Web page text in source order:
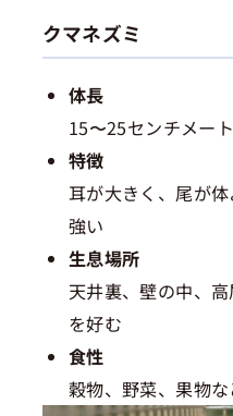
クマネズミ
体長
15〜25センチメー
特徴
耳が大きく、尾が
強い
生息場所
天井裏、壁の中、
を好む
食性
穀物、野菜、果物